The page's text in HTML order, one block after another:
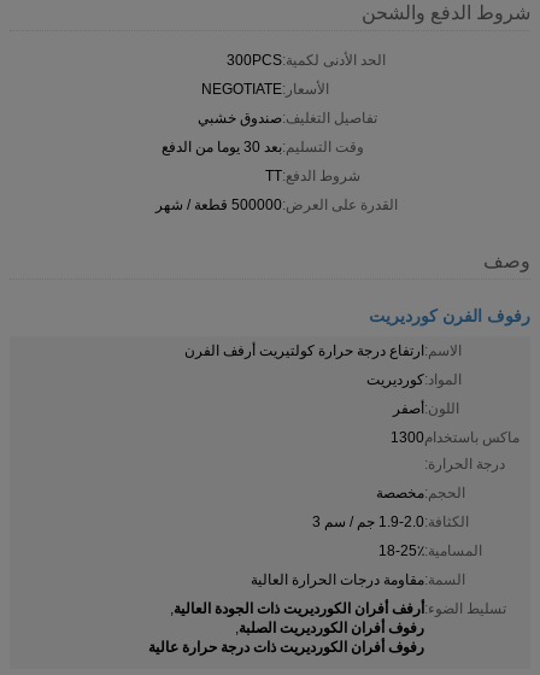
شروط الدفع والشحن
الحد الأدنى لكمية:300PCS
الأسعار:NEGOTIATE
تفاصيل التغليف:صندوق خشبي
وقت التسليم:بعد 30 يوما من الدفع
شروط الدفع:TT
القدرة على العرض:500000 قطعة / شهر
وصف
رفوف الفرن كورديريت
الاسم:ارتفاع درجة حرارة كولتيريت أرفف الفرن
المواد:كورديريت
اللون:أصفر
ماكس باستخدام
درجة الحرارة:
1300
الحجم:مخصصة
الكثافة:1.9-2.0 جم / سم 3
المسامية:18-25٪
السمة:مقاومة درجات الحرارة العالية
تسليط الضوء:أرفف أفران الكورديريت ذات الجودة العالية,
رفوف أفران الكورديريت الصلبة,
رفوف أفران الكورديريت ذات درجة حرارة عالية